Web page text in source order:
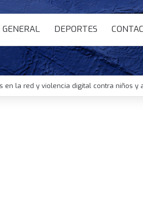
DEPORTES
en la red y violencia digital contra niños y